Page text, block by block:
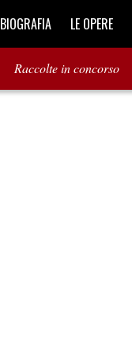
BIOGRAFIA LE OPERE
Raccolte in concorso